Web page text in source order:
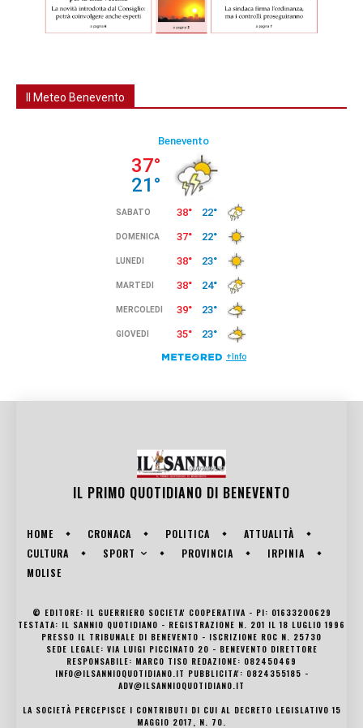
Il Meteo Benevento
IL PRIMO QUOTIDIANO DI BENEVENTO
HOME CRONACA POLITICA
ATTUALITÀ
CULTURA
SPORT PROVINCIA
IRPINIA
MOLISE
© EDITORE: IL GUERRIERO SOCIETA' COOPERATIVA - PI: 01633200629
TESTATA: IL SANNIO QUOTIDIANO - REGISTRAZIONE N. 201 IL 18 LUGLIO 1996
PRESSO IL TRIBUNALE DI BENEVENTO - ISCRIZIONE ROC N. 25730
SEDE LEGALE: VIA LUIGI PICCINATO 20 - BENEVENTO DIRETTORE
RESPONSABILE: MARCO TISO REDAZIONE: 082450469
INFO@ILSANNIOQUOTIDIANO.IT PUBBLICITA': 0824355185 -
ADV@ILSANNIOQUOTIDIANO.IT
LA SOCIETÀ PERCEPISCE I CONTRIBUTI DI CUI AL DECRETO LEGISLATIVO 15
MAGGIO 2017, N. 70.